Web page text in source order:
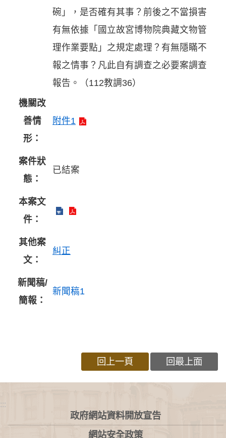
碗」，是否確有其事？前後之不當損害
有無依據「國立故宮博物院典藏文物管
理作業要點」之規定處理？有無隱瞞不
報之情事？凡此自有調查之必要案調查
報告。（112教調36）
機關改
善情
形：
附件1
案件狀
態：
已結案
本案文
件：
其他案
文：
糾正
新聞稿/
簡報：
新聞稿1
回上一頁 回最上面
:::
政府網站資料開放宣告
網站安全政策